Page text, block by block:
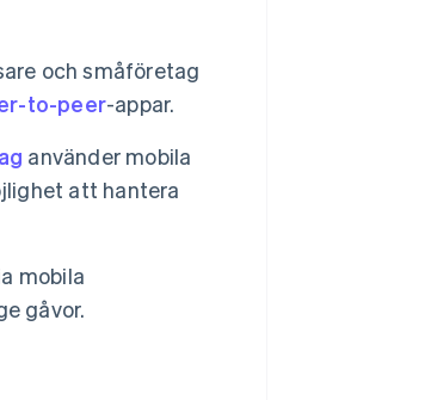
och småföretag
to-peer-appar.
använder mobila
att hantera
mobila
gåvor.